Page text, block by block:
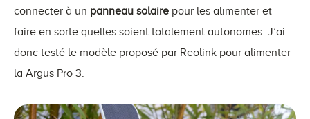
connecter à un panneau solaire pour les alimenter et
faire en sorte quelles soient totalement autonomes. J’ai
donc testé le modèle proposé par Reolink pour alimenter
la Argus Pro 3.